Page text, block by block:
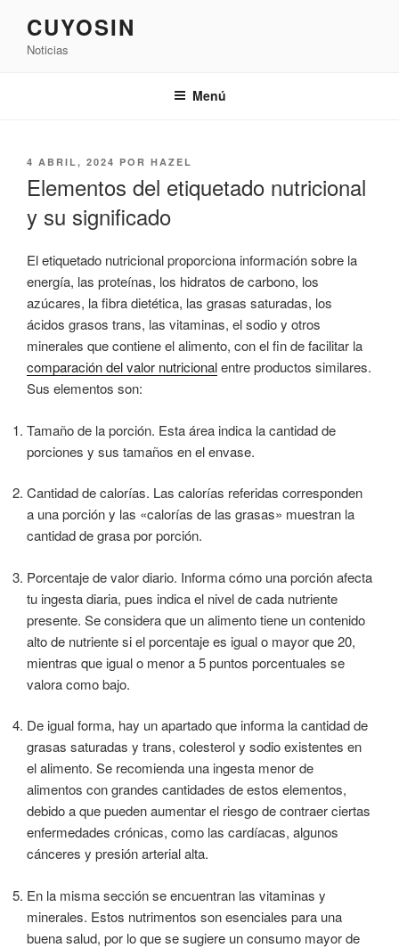
contenido
CUYOSIN
Noticias
Menú
PUBLICADO
4 ABRIL, 2024 POR HAZEL
Elementos del etiquetado nutricional
y su significado
El etiquetado nutricional proporciona información sobre la
energía, las proteínas, los hidratos de carbono, los
azúcares, la fibra dietética, las grasas saturadas, los
ácidos grasos trans, las vitaminas, el sodio y otros
minerales que contiene el alimento, con el fin de facilitar la
comparación del valor nutricionalentre productos similares.
Sus elementos son:
Tamaño de la porción. Esta área indica la cantidad de
porciones y sus tamaños en el envase.
Cantidad de calorías. Las calorías referidas corresponden
a una porción y las «calorías de las grasas» muestran la
cantidad de grasa por porción.
Porcentaje de valor diario. Informa cómo una porción afecta
tu ingesta diaria, pues indica el nivel de cada nutriente
presente. Se considera que un alimento tiene un contenido
alto de nutriente si el porcentaje es igual o mayor que 20,
mientras que igual o menor a 5 puntos porcentuales se
valora como bajo.
De igual forma, hay un apartado que informa la cantidad de
grasas saturadas y trans, colesterol y sodio existentes en
el alimento. Se recomienda una ingesta menor de
alimentos con grandes cantidades de estos elementos,
debido a que pueden aumentar el riesgo de contraer ciertas
enfermedades crónicas, como las cardíacas, algunos
cánceres y presión arterial alta.
En la misma sección se encuentran las vitaminas y
minerales. Estos nutrimentos son esenciales para una
buena salud, por lo que se sugiere un consumo mayor de